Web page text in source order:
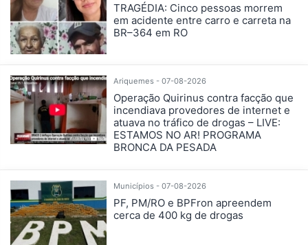
TRAGÉDIA: Cinco pessoas morrem
em acidente entre carro e carreta na
BR–364 em RO
Ariquemes - 07-08-2026
Operação Quirinus contra facção que
incendiava provedores de internet e
atuava no tráfico de drogas – LIVE:
ESTAMOS NO AR! PROGRAMA
BRONCA DA PESADA
Municípios - 07-08-2026
PF, PM/RO e BPFron apreendem
cerca de 400 kg de drogas